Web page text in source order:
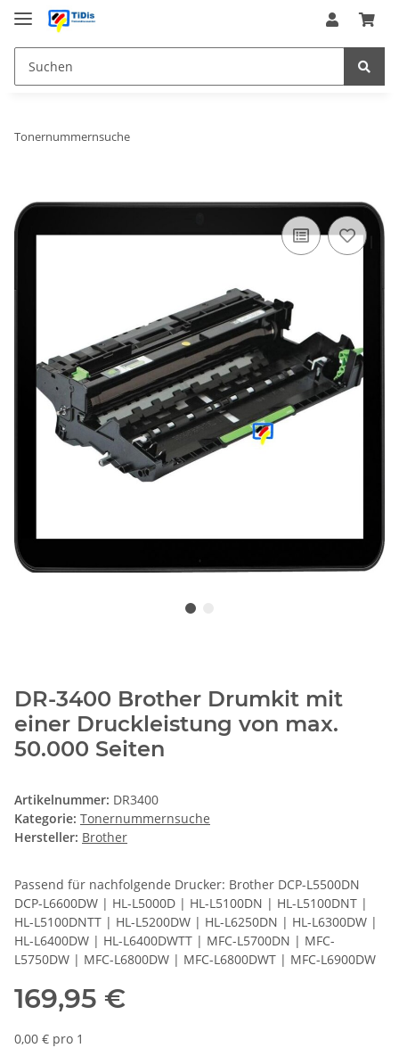
Tonernummernsuche
DR-3400 Brother Drumkit mit
einer Druckleistung von max.
50.000 Seiten
Artikelnummer: DR3400
Kategorie: Tonernummernsuche
Hersteller: Brother
Passend für nachfolgende Drucker: Brother DCP-L5500DN
DCP-L6600DW | HL-L5000D | HL-L5100DN | HL-L5100DNT |
HL-L5100DNTT | HL-L5200DW | HL-L6250DN | HL-L6300DW |
HL-L6400DW | HL-L6400DWTT | MFC-L5700DN | MFC-
L5750DW | MFC-L6800DW | MFC-L6800DWT | MFC-L6900DW
169,95 €
0,00 € pro 1